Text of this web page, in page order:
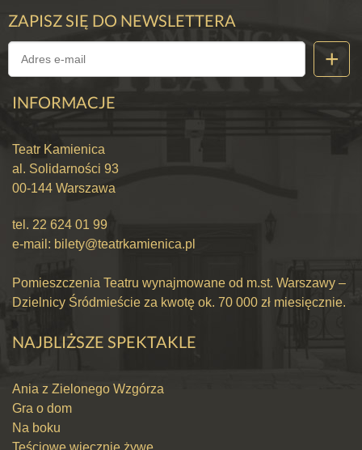
ZAPISZ SIĘ DO NEWSLETTERA
INFORMACJE
Teatr Kamienica
al. Solidarności 93
00-144 Warszawa
tel. 22 624 01 99
e-mail: bilety@teatrkamienica.pl
Pomieszczenia Teatru wynajmowane od m.st. Warszawy –
Dzielnicy Śródmieście za kwotę ok. 70 000 zł miesięcznie.
NAJBLIŻSZE SPEKTAKLE
Ania z Zielonego Wzgórza
Gra o dom
Na boku
Teściowe wiecznie żywe